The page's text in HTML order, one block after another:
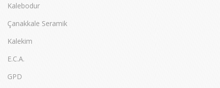
Kalebodur
Çanakkale Seramik
Kalekim
E.C.A.
GPD